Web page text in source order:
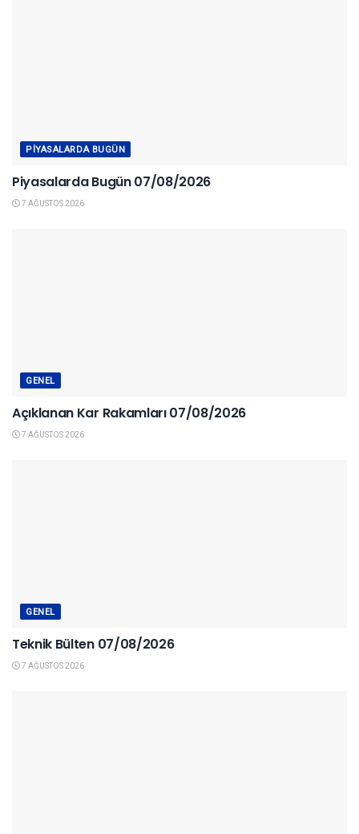
PIYASALARDA BUGÜN
Piyasalarda Bugün 07/08/2026
7 AĞUSTOS 2026
GENEL
Açıklanan Kar Rakamları 07/08/2026
7 AĞUSTOS 2026
GENEL
Teknik Bülten 07/08/2026
7 AĞUSTOS 2026